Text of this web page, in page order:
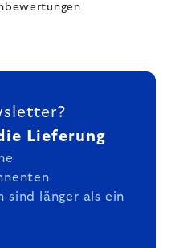
Lieferung
sind länger als ein